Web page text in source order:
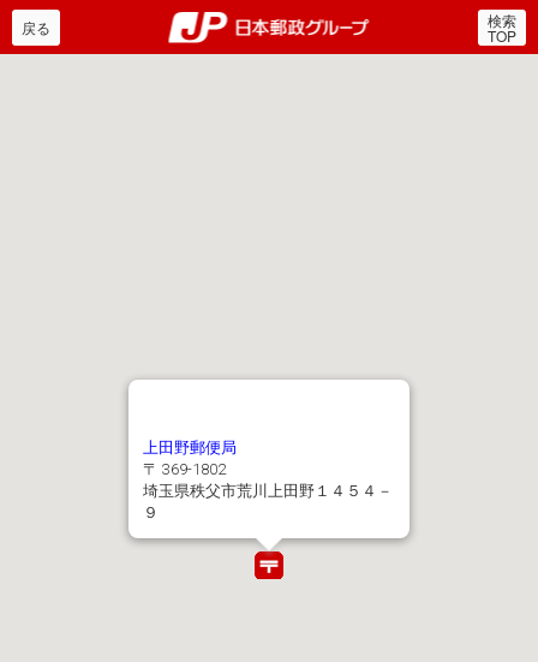
郵便局・日本郵政グルー
戻る 検索
TOP
上田野郵便局
〒 369-1802
埼玉県秩父市荒川上田野１４５４－
９